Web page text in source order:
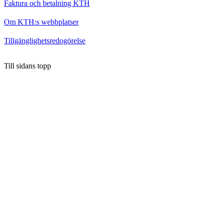
Faktura och betalning KTH
Om KTH:s webbplatser
Tillgänglighetsredogörelse
Till sidans topp